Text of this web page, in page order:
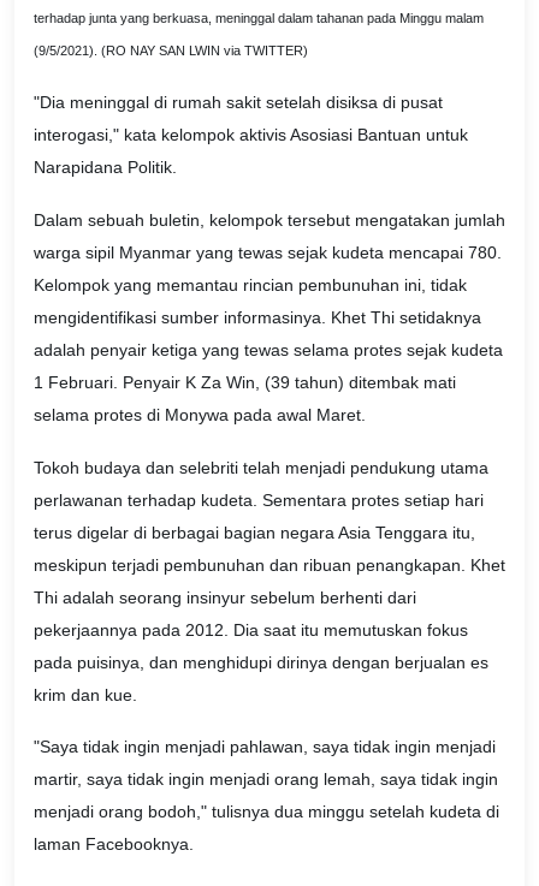
terhadap junta yang berkuasa, meninggal dalam tahanan pada Minggu malam
(9/5/2021). (RO NAY SAN LWIN via TWITTER)
"Dia meninggal di rumah sakit setelah disiksa di pusat
interogasi," kata kelompok aktivis Asosiasi Bantuan untuk
Narapidana Politik.
Dalam sebuah buletin, kelompok tersebut mengatakan jumlah
warga sipil Myanmar yang tewas sejak kudeta mencapai 780.
Kelompok yang memantau rincian pembunuhan ini, tidak
mengidentifikasi sumber informasinya. Khet Thi setidaknya
adalah penyair ketiga yang tewas selama protes sejak kudeta
1 Februari. Penyair K Za Win, (39 tahun) ditembak mati
selama protes di Monywa pada awal Maret.
Tokoh budaya dan selebriti telah menjadi pendukung utama
perlawanan terhadap kudeta. Sementara protes setiap hari
terus digelar di berbagai bagian negara Asia Tenggara itu,
meskipun terjadi pembunuhan dan ribuan penangkapan. Khet
Thi adalah seorang insinyur sebelum berhenti dari
pekerjaannya pada 2012. Dia saat itu memutuskan fokus
pada puisinya, dan menghidupi dirinya dengan berjualan es
krim dan kue.
"Saya tidak ingin menjadi pahlawan, saya tidak ingin menjadi
martir, saya tidak ingin menjadi orang lemah, saya tidak ingin
menjadi orang bodoh," tulisnya dua minggu setelah kudeta di
laman Facebooknya.